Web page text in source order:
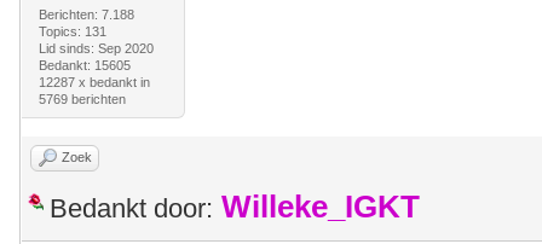
Berichten: 7.188
Topics: 131
Lid sinds: Sep 2020
Bedankt: 15605
12287 x bedankt in
5769 berichten
Zoek
Bedankt door: Willeke_IGKT